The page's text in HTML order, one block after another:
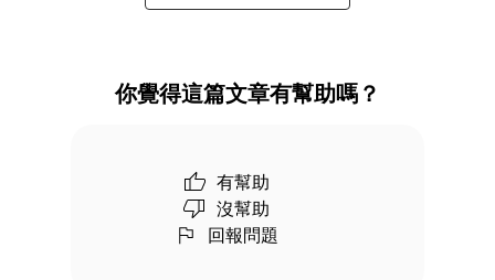
你覺得這篇文章有幫助嗎？
有幫助
沒幫助
回報問題